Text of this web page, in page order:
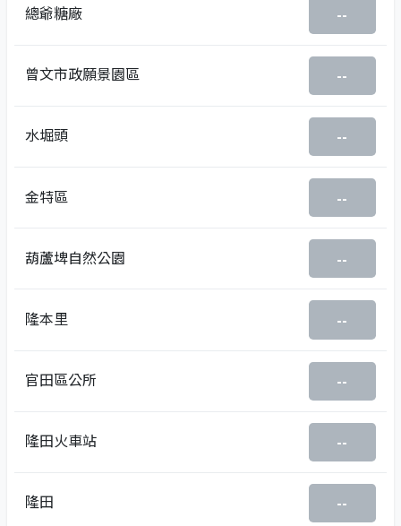
總爺糖廠 --
曾文市政願景園區 --
水堀頭 --
金特區 --
葫蘆埤自然公園 --
隆本里 --
官田區公所 --
隆田火車站 --
隆田 --